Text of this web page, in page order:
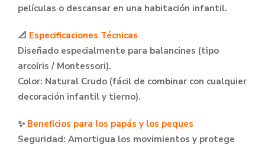
películas o descansar en una habitación infantil.
​📐 Especificaciones Técnicas
​Diseñado especialmente para balancines (tipo
arcoíris / Montessori).
​Color: Natural Crudo (fácil de combinar con cualquier
decoración infantil y tierno).
​✨Beneficios para los papás y los peques
​Seguridad: Amortigua los movimientos y protege